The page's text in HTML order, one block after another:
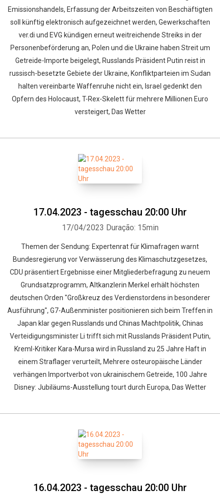
Emissionshandels, Erfassung der Arbeitszeiten von Beschäftigten
soll künftig elektronisch aufgezeichnet werden, Gewerkschaften
ver.di und EVG kündigen erneut weitreichende Streiks in der
Personenbeförderung an, Polen und die Ukraine haben Streit um
Getreide-Importe beigelegt, Russlands Präsident Putin reist in
russisch-besetzte Gebiete der Ukraine, Konfliktparteien im Sudan
halten vereinbarte Waffenruhe nicht ein, Israel gedenkt den
Opfern des Holocaust, T-Rex-Skelett für mehrere Millionen Euro
versteigert, Das Wetter
17.04.2023 - tagesschau 20:00 Uhr
17/04/2023 Duração: 15min
Themen der Sendung: Expertenrat für Klimafragen warnt
Bundesregierung vor Verwässerung des Klimaschutzgesetzes,
CDU präsentiert Ergebnisse einer Mitgliederbefragung zu neuem
Grundsatzprogramm, Altkanzlerin Merkel erhält höchsten
deutschen Orden "Großkreuz des Verdienstordens in besonderer
Ausführung", G7-Außenminister positionieren sich beim Treffen in
Japan klar gegen Russlands und Chinas Machtpolitik, Chinas
Verteidigungsminister Li trifft sich mit Russlands Präsident Putin,
Kreml-Kritiker Kara-Mursa wird in Russland zu 25 Jahre Haft in
einem Straflager verurteilt, Mehrere osteuropäische Länder
verhängen Importverbot von ukrainischem Getreide, 100 Jahre
Disney: Jubiläums-Ausstellung tourt durch Europa, Das Wetter
16.04.2023 - tagesschau 20:00 Uhr